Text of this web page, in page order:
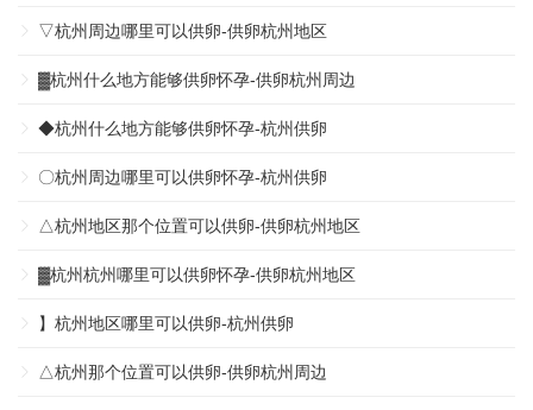
▽杭州周边哪里可以供卵-供卵杭州地区
▓杭州什么地方能够供卵怀孕-供卵杭州周边
◆杭州什么地方能够供卵怀孕-杭州供卵
〇杭州周边哪里可以供卵怀孕-杭州供卵
△杭州地区那个位置可以供卵-供卵杭州地区
▓杭州杭州哪里可以供卵怀孕-供卵杭州地区
】杭州地区哪里可以供卵-杭州供卵
△杭州那个位置可以供卵-供卵杭州周边